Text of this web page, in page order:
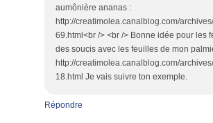
aumônière ananas :
http://creatimolea.canalblog.com/
69.html<br /> <br /> Bonne idée pour les
des soucis avec les feuilles de mon
http://creatimolea.canalblog.com/
18.html Je vais suivre ton exemple.
Répondre